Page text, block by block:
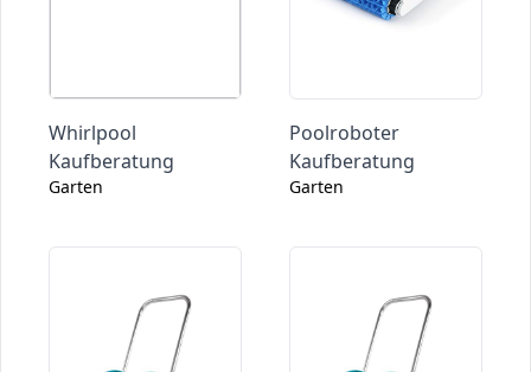
Whirlpool
Kaufberatung
Garten
Poolroboter
Kaufberatung
Garten